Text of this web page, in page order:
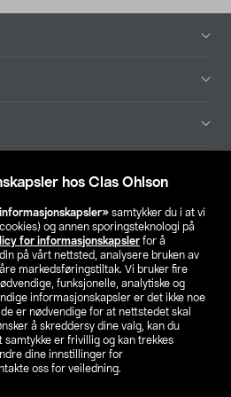
hos Clas Ohlson
samtykker du i at vi
og annen sporingsteknologi på
for informasjonskapsler for å
på vårt nettsted, analysere bruken av
markedsføringstiltak. Vi bruker fire
funksjonelle, analytiske og
informasjonskapsler er det ikke noe
er nødvendige for at nettstedet skal
å skreddersy dine valg, kan du
samtykke er frivillig og kan trekkes
dine innstillinger for
oss for veiledning.
Finn din butikk
NO FI